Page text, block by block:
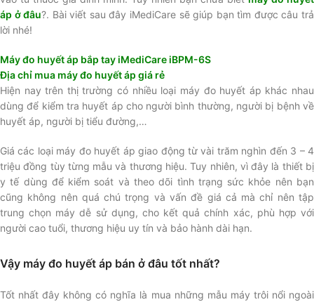
áp ở đâu?. Bài viết sau đây iMediCare sẽ giúp bạn tìm được câu trả
lời nhé!
Máy đo huyết áp bắp tay iMediCare iBPM-6S
Địa chỉ mua máy đo huyết áp giá rẻ
Hiện nay trên thị trường có nhiều loại máy đo huyết áp khác nhau
dùng để kiểm tra huyết áp cho người bình thường, người bị bệnh về
huyết áp, người bị tiểu đường,…
Giá các loại máy đo huyết áp giao động từ vài trăm nghìn đến 3 – 4
triệu đồng tùy từng mẫu và thương hiệu. Tuy nhiên, vì đây là thiết bị
y tế dùng để kiểm soát và theo dõi tình trạng sức khỏe nên bạn
cũng không nên quá chú trọng và vấn đề giá cả mà chỉ nên tập
trung chọn máy dễ sử dụng, cho kết quả chính xác, phù hợp với
người cao tuổi, thương hiệu uy tín và bảo hành dài hạn.
Vậy máy đo huyết áp bán ở đâu tốt nhất?
Tốt nhất đây không có nghĩa là mua những mẫu máy trôi nổi ngoài